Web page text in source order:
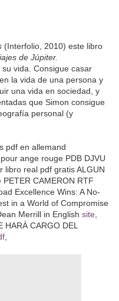
(Interfolio, 2010) este libro
de Júpiter.
vida. Consigue casar
la vida de una persona y
una vida en sociedad, y
que Simon consigue
personal (y
pdf en allemand
ange rouge PDB DJVU
libro real pdf gratis ALGUN
PETER CAMERON RTF
Excellence Wins: A No-
in a World of Compromise
Merrill in English site
CARGO DEL